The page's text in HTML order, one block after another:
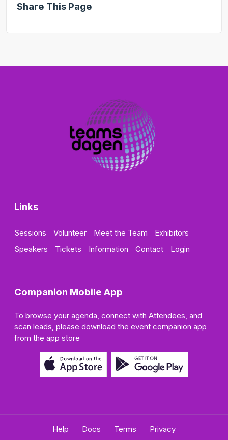
Share This Page
Links
Sessions Volunteer Meet the Team
Exhibitors
Speakers
Tickets Information Contact Login
Companion Mobile App
To browse your agenda, connect with Attendees, and
scan leads, please download the event companion app
from the app store
Help Docs Terms Privacy